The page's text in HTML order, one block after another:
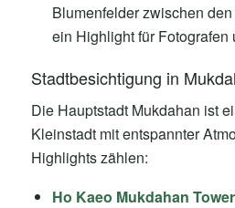
Blumenfelder zwischen
ein Highlight für Fotografen
Stadtbesichtigung in
Die Hauptstadt Mukdahan ist
Kleinstadt mit entspannter
Highlights zählen:
Ho Kaeo Mukdahan Tower